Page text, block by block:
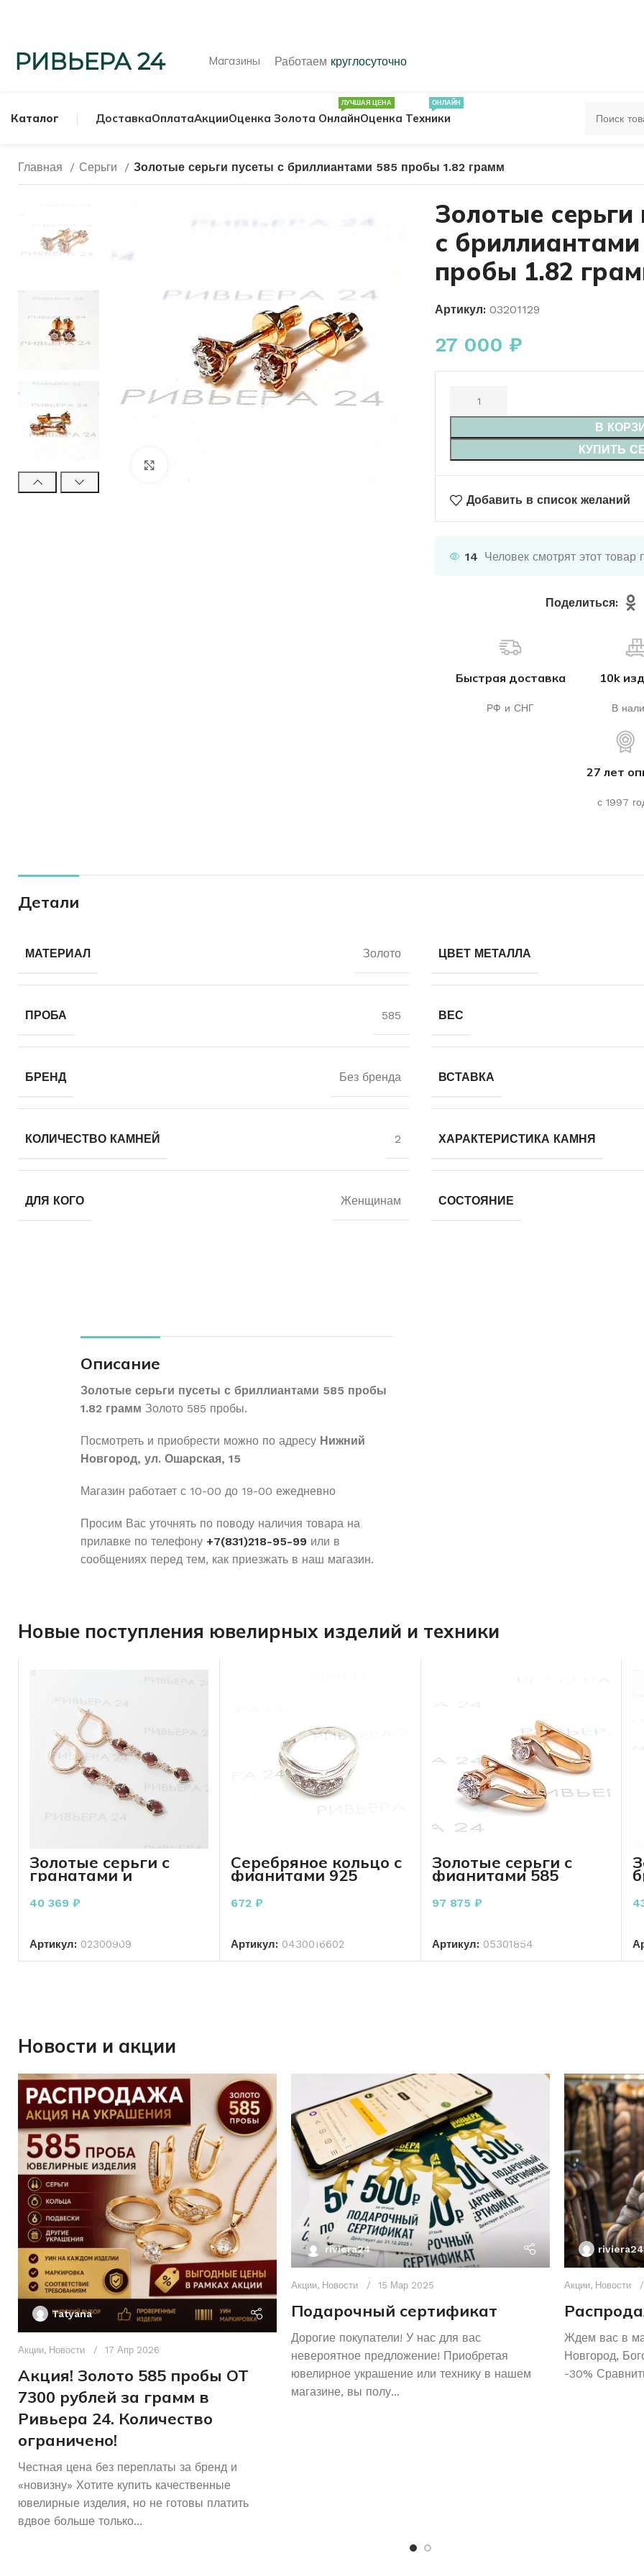
Магазины Работаем круглосуточно
Каталог
МУЖСКИЕ КОЛЬЦА ПЕЧАТКИ КОЛЬЦА 583 ПРОБЫ
ДоставкаОплатаАкцииОценка Золота Онлайн
ЛУЧШАЯ ЦЕНА
Оценка Техники
ОНЛАЙН
Главная Серьги Золотые серьги пусеты с бриллиантами 585 пробы 1.82 грамм
Золотые серьги
с
пробы 1.82
Артикул: 03201129
27 000 ₽
В
КУПИТЬ
Добавить в список желаний
14 Человек смотрят этот товар
Поделиться:
Быстрая доставка
РФ и СНГ
10k
В
27 лет
с 1997
Детали
МАТЕРИАЛ Золото ЦВЕТ МЕТАЛЛА
ПРОБА 585 ВЕС
БРЕНД Без бренда ВСТАВКА
КОЛИЧЕСТВО КАМНЕЙ 2 ХАРАКТЕРИСТИКА КАМНЯ
ДЛЯ КОГО Женщинам СОСТОЯНИЕ
Описание
Золотые серьги пусеты с бриллиантами 585 пробы
1.82 грамм Золото 585 пробы.
Посмотреть и приобрести можно по адресу Нижний
Новгород, ул. Ошарская, 15
Магазин работает с 10-00 до 19-00 ежедневно
Просим Вас уточнять по поводу наличия товара на
прилавке по телефону +7(831)218-95-99 или в
сообщениях перед тем, как приезжать в наш магазин.
Новые поступления ювелирных изделий и техники
Золотые серьги с
гранатами и
фианитами 585
пробы 5,53 грамм
40 369 ₽
Артикул: 02300909
Серебряное кольцо с
фианитами 925
пробы 1.68 грамм
17.5 р-р
672 ₽
Артикул: 0430016602
Золотые серьги с
фианитами 585
пробы 3.05 грамма
97 875 ₽
Артикул: 05301854
Новости и акции
Tatyana
Акции, Новости 17 Апр 2026
Акция! Золото 585 пробы ОТ
7300 рублей за грамм в
Ривьера 24. Количество
ограничено!
Честная цена без переплаты за бренд и
«новизну» Хотите купить качественные
ювелирные изделия, но не готовы платить
вдвое больше только...
riviera24
Акции, Новости 15 Мар 2025
Подарочный сертификат
Дорогие покупатели! У нас для вас
невероятное предложение! Приобретая
ювелирное украшение или технику в нашем
магазине, вы полу...
riviera24
Акции, Новости
Ждем вас в
Новгород,
-30%